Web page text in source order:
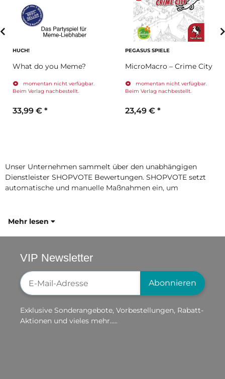
HUCH!
What do you Meme?
momentan nicht verfügbar.
Beim Verlag nachbestellt.
33,99 € *
PEGASUS SPIELE
MicroMacro – Crime City
momentan nicht verfügbar.
Beim Verlag nachbestellt.
23,49 € *
Unser Unternehmen sammelt über den unabhängigen
Dienstleister SHOPVOTE Bewertungen. SHOPVOTE setzt
automatische und manuelle Maßnahmen ein, um
Mehr lesen
VIP Newsletter
Newsletter-Registrierung
Abonnieren
Exklusive Sonderangebote, Vorbestellungen, Rabatt-
Aktionen und vieles mehr.....